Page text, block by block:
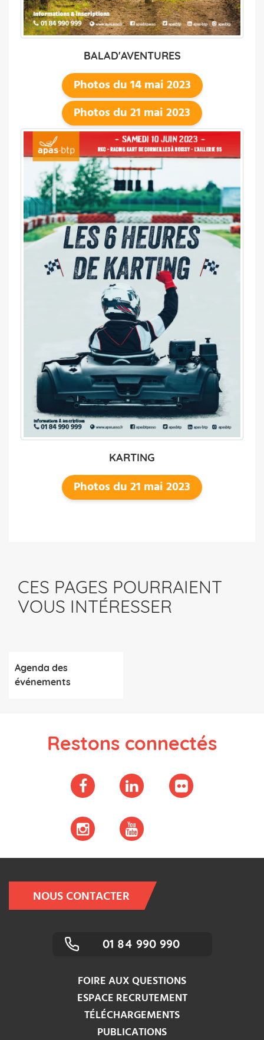
BALAD'AVENTURES
Photos du 14 mai 2023
Photos du 21 mai 2023
KARTING
Photos du 21 mai 2023
CES PAGES POURRAIENT
VOUS INTÉRESSER
Agenda des
événements
Restons connectés
NOUS CONTACTER
01 84 990 990
FOIRE AUX QUESTIONS
ESPACE RECRUTEMENT
TÉLÉCHARGEMENTS
PUBLICATIONS